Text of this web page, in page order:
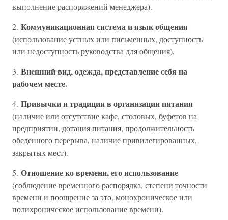
выполнение распоряжений менеджера).
2. Коммуникационная система и язык общения
(использование устных или письменных, доступность
или недоступность руководства для общения).
3. Внешний вид, одежда, представление себя на
рабочем месте.
4. Привычки и традиции в организации питания
(наличие или отсутствие кафе, столовых, буфетов на
предприятии, дотация питания, продолжительность
обеденного перерыва, наличие привилегированных,
закрытых мест).
5. Отношение ко времени, его использование
(соблюдение временного распорядка, степени точности
времени и поощрение за это, монохроническое или
полихроническое использование времени).